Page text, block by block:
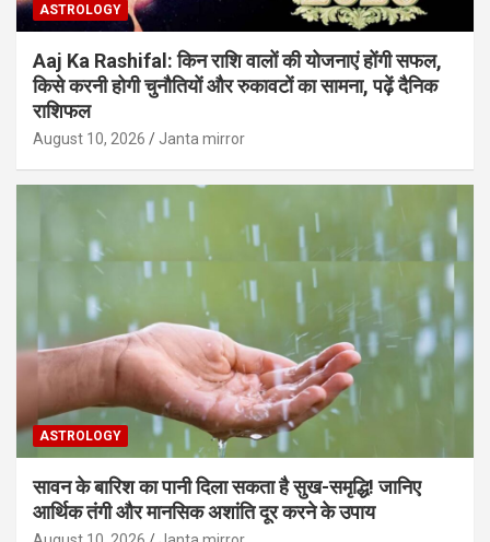
ASTROLOGY
Aaj Ka Rashifal: किन राशि वालों की योजनाएं होंगी सफल,
किसे करनी होगी चुनौतियों और रुकावटों का सामना, पढ़ें दैनिक
राशिफल
August 10, 2026 Janta mirror
ASTROLOGY
सावन के बारिश का पानी दिला सकता है सुख-समृद्धि! जानिए
आर्थिक तंगी और मानसिक अशांति दूर करने के उपाय